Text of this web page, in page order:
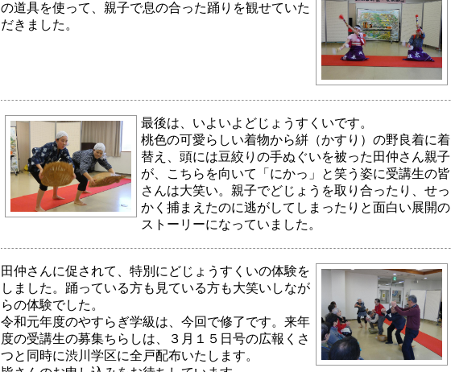
の道具を使って、親子で息の合った踊りを観せていた
だきました。
最後は、いよいよどじょうすくいです。
桃色の可愛らしい着物から絣（かすり）の野良着に着
替え、頭には豆絞りの手ぬぐいを被った田仲さん親子
が、こちらを向いて「にかっ」と笑う姿に受講生の皆
さんは大笑い。親子でどじょうを取り合ったり、せっ
かく捕まえたのに逃がしてしまったりと面白い展開の
ストーリーになっていました。
田仲さんに促されて、特別にどじょうすくいの体験を
しました。踊っている方も見ている方も大笑いしなが
らの体験でした。
令和元年度のやすらぎ学級は、今回で修了です。来年
度の受講生の募集ちらしは、３月１５日号の広報くさ
つと同時に渋川学区に全戸配布いたします。